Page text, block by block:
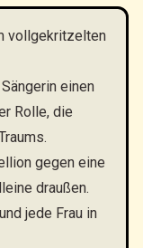
vollgekritzelten
einen
Rolle, die
gegen eine
draußen.
jede Frau in